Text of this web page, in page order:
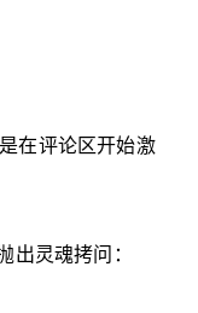
在评论区开始激
灵魂拷问：